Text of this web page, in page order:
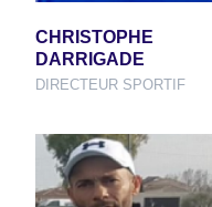
CHRISTOPHE
DARRIGADE
DIRECTEUR SPORTIF